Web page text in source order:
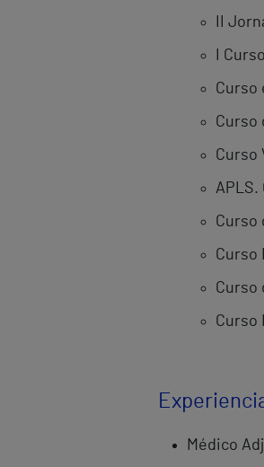
II
I
Curso
Curso
Curso
APLS.
Curso
Curso
Curso
Curso
Médico